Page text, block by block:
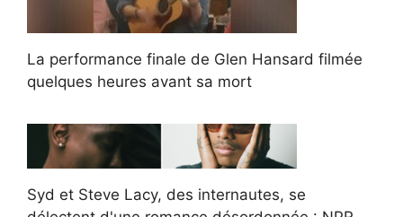
La performance finale de Glen Hansard filmée
quelques heures avant sa mort
Syd et Steve Lacy, des internautes, se